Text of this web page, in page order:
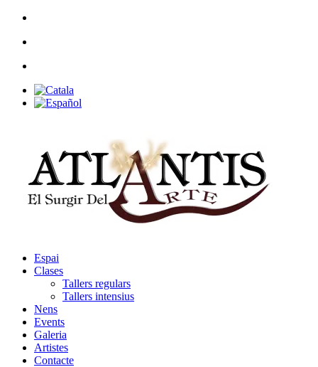
Espai
Clases
Tallers regulars
Tallers intensius
Nens
Events
Galeria
Artistes
Contacte